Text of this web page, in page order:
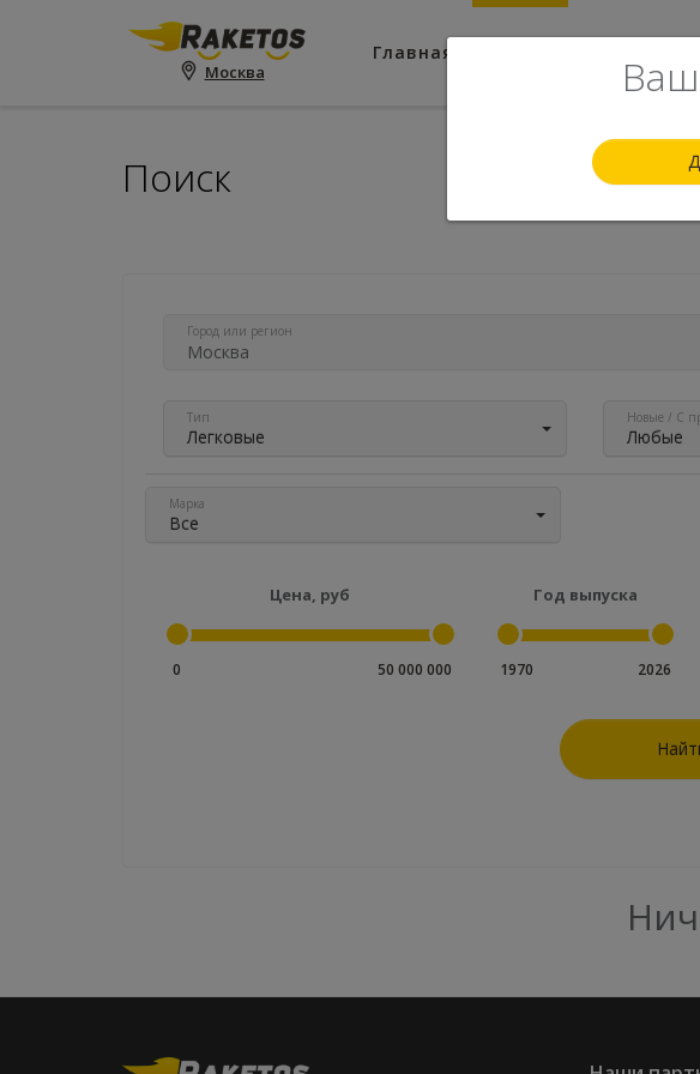
Москва
Главная
Поиск По рейтингу
Город или регион
Тип
Легковые
Новые / С
Любые
Марка
Все
Цена, руб
0 50 000 000
Год выпуска
1970 2026